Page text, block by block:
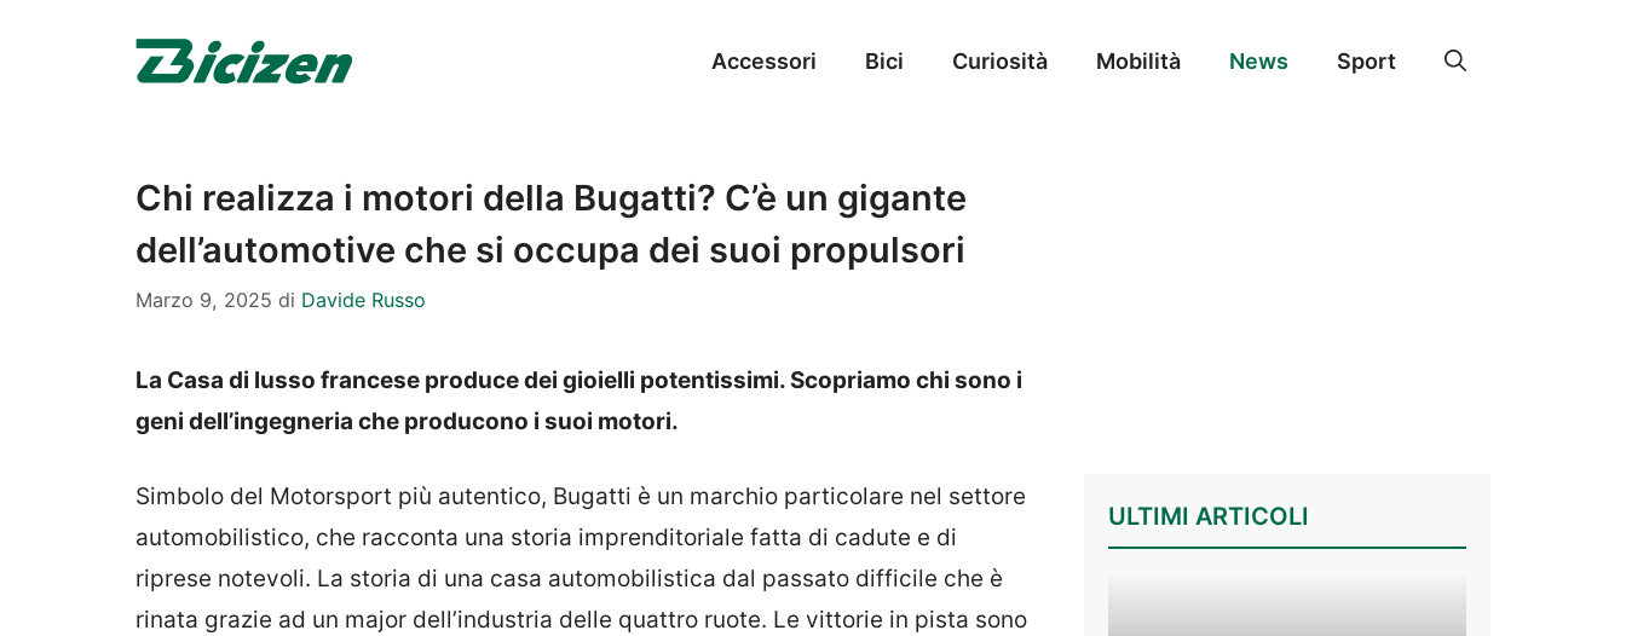
Accessori Bici Curiosità Mobilità News Sport
Chi realizza i motori della Bugatti? C’è un gigante
dell’automotive che si occupa dei suoi propulsori
Marzo 9, 2025 di Davide Russo
La Casa di lusso francese produce dei gioielli potentissimi. Scopriamo chi sono i
geni dell’ingegneria che producono i suoi motori.
Simbolo del Motorsport più autentico, Bugatti è un marchio particolare nel settore
automobilistico, che racconta una storia imprenditoriale fatta di cadute e di
riprese notevoli. La storia di una casa automobilistica dal passato difficile che è
rinata grazie ad un major dell’industria delle quattro ruote. Le vittorie in pista sono
ULTIMI ARTICOLI